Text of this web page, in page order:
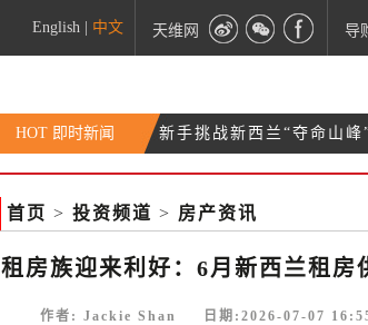
English 中文 天维网 导
HOT 即时新闻 新手挑战新西兰“夺命山
亡
持续承压
使用暴力
在纽华人的“追剧神器”要
不会！
首页 > 投资频道 > 房产资讯
租房族迎来利好：6月新西兰租
作者: Jackie Shan 日期:2026-07-07